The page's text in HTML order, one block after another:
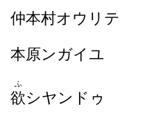
仲本村オウリテ
本原ンガイユ
欲
ふ
シヤンドゥ